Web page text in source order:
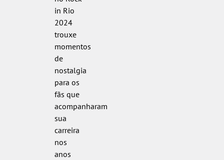
in Rio
2024
trouxe
momentos
de
nostalgia
para os
fãs que
acompanharam
sua
carreira
nos
anos